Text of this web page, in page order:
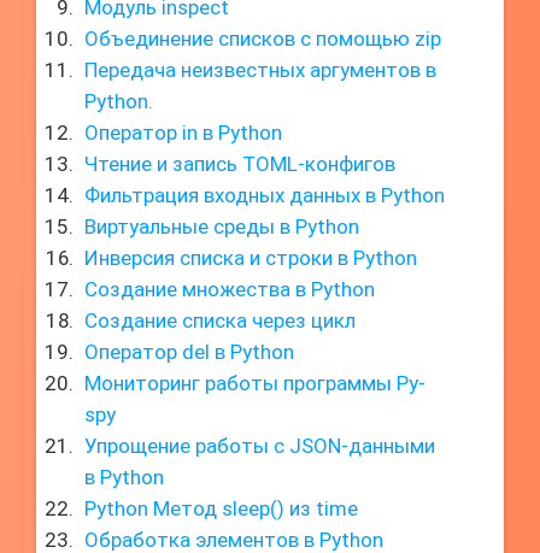
Модуль inspect
Объединение списков с помощью zip
Передача неизвестных аргументов в
Python.
Оператор in в Python
Чтение и запись TOML-конфигов
Фильтрация входных данных в Python
Виртуальные среды в Python
Инверсия списка и строки в Python
Создание множества в Python
Создание списка через цикл
Оператор del в Python
Мониторинг работы программы Py-
spy
Упрощение работы с JSON-данными
в Python
Python Метод sleep() из time
Обработка элементов в Python